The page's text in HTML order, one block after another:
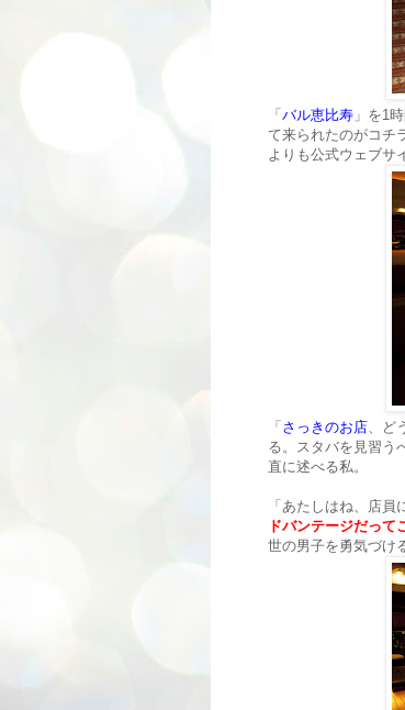
「 バル恵比寿 」を1
て来られたのがコチ
よりも公式ウェブサ
「 さっきのお店 、
る。スタバを見習う
直に述べる私。
「あたしはね、店員
ドバンテージだって
世の男子を勇気づけ